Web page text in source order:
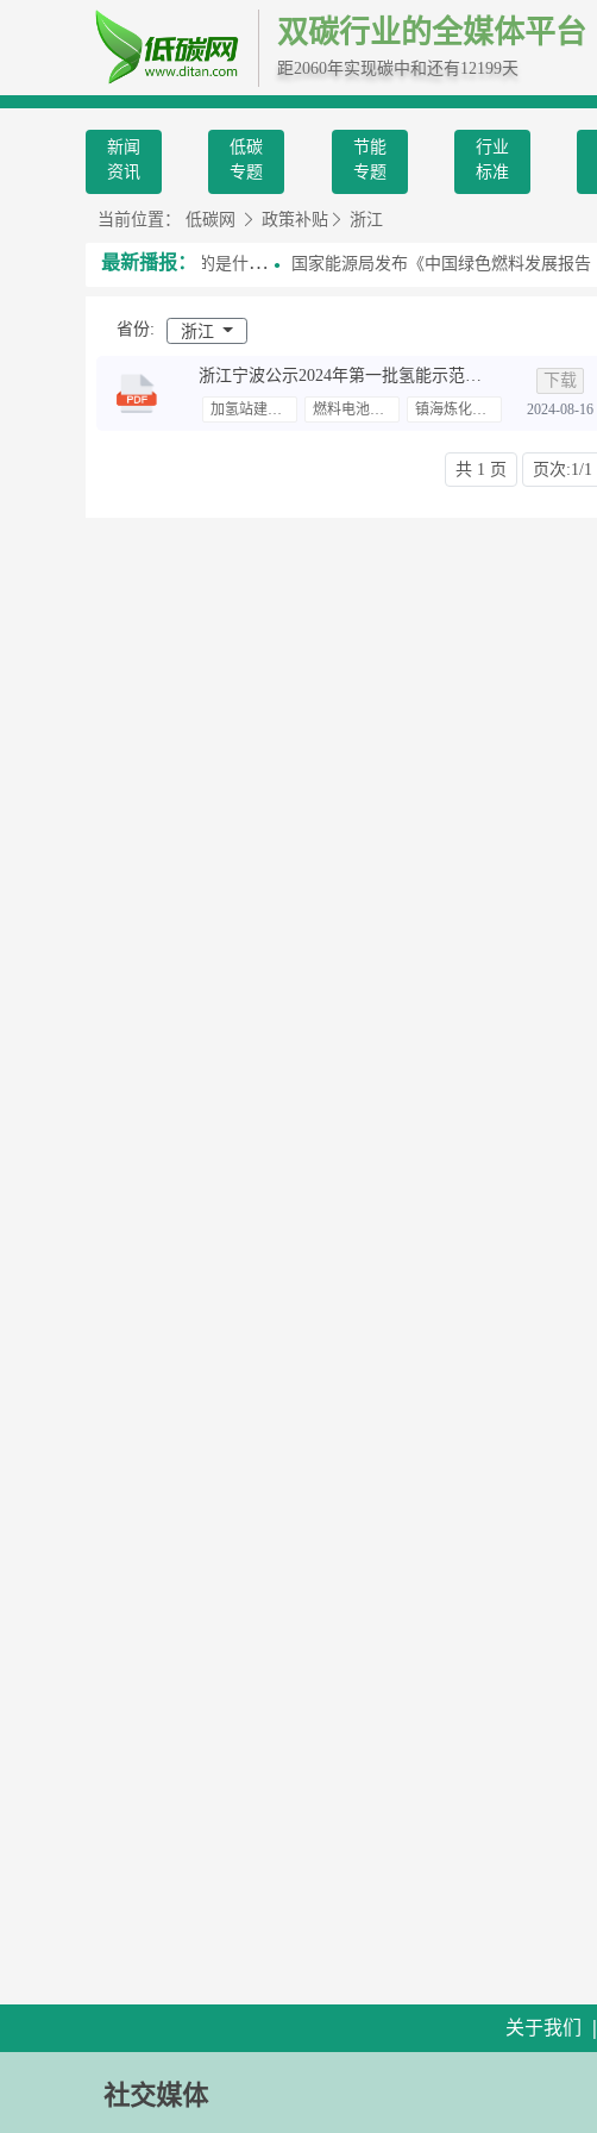
双碳行业的全媒体平台
距2060年实现碳中和还有12199天
新闻
资讯
低碳
专题
节能
专题
行业
标准
当前位置： 低碳网 政策补贴 浙江
最新播报：
提到的“第五能源”，指的是什么？ 国家能源局发布《中国绿色燃料发展报告（2026）》
省份: 浙江
浙江宁波公示2024年第一批氢能示范应用补贴情况
加氢站建设补贴 燃料电池汽车 镇海炼化加氢示范站
下载
2024-08-16
共 1 页 页次:1/1
关于我们
社交媒体